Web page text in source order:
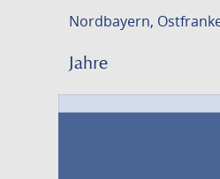
Nordbayern,
Jahre